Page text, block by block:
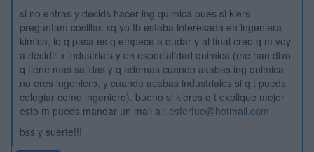
si no entras y decids hacer ing quimica pues si kiers
preguntam cosillas xq yo tb estaba interesada en ingeniera
kimica, lo q pasa es q empece a dudar y al final creo q m voy
a decidir x industrials y en especialidad quimica (me han dixo
q tiene mas salidas y q ademas cuando akabas ing quimica
no eres ingeniero, y cuando acabas industriales si q t pueds
colegiar como ingeniero). bueno si kieres q t explique mejor
esto m pueds mandar un mail a : esferfue@hotmail.com
bss y suerte!!!